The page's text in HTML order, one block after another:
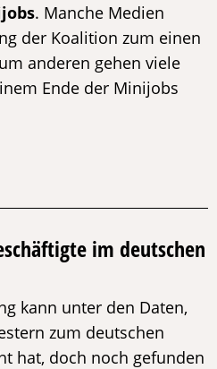
. Manche Medien
der Koalition zum einen
anderen gehen viele
Ende der Minijobs
im deutschen
kann unter den Daten,
zum deutschen
hat, doch noch gefunden